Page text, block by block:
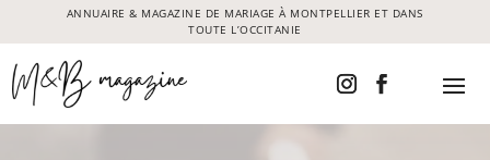
ANNUAIRE & MAGAZINE DE MARIAGE À MONTPELLIER ET DANS
TOUTE L’OCCITANIE